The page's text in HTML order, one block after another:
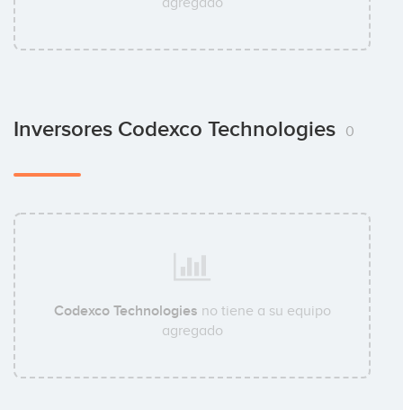
Inversores Codexco Technologies 0
Codexco Technologies no tiene a su equipo
agregado